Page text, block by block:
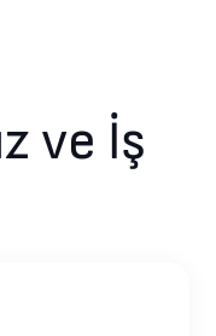
ve İş